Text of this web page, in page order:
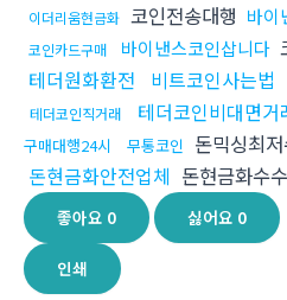
이더리움현금화 코인전송대행 바이
코인카드구매
바이낸스코인삽니다
테더원화환전
비트코인사는법
테더코인직거래 테더코인비대면거
구매대행24시
무통코인 돈믹싱최
돈현금화안전업체 돈현금화수
좋아요 0 싫어요 0
인쇄